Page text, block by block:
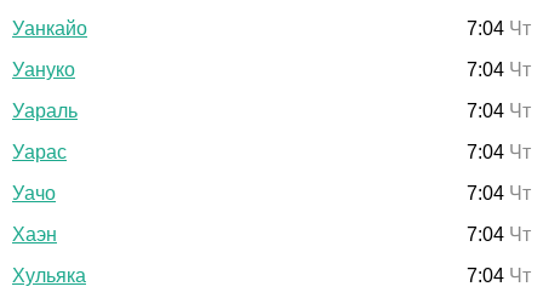
Уанкайо
7:04 Чт
Уануко
7:04 Чт
Уараль
7:04 Чт
Уарас
7:04 Чт
Уачо
7:04 Чт
Хаэн
7:04 Чт
Хульяка
7:04 Чт